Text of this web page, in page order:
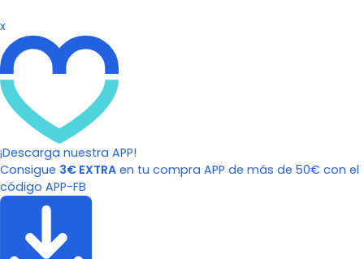
x
¡Descarga nuestra APP!
Consigue 3€ EXTRA en tu compra APP de más de 50€ con el
código APP-FB